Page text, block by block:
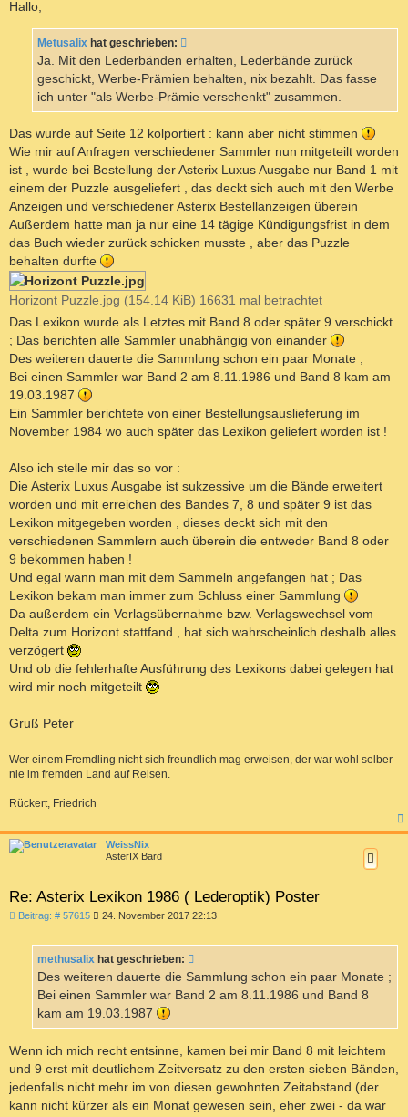
r
a
Hallo,
Metusalix hat geschrieben:
Ja. Mit den Lederbänden erhalten, Lederbände zurück
geschickt, Werbe-Prämien behalten, nix bezahlt. Das fasse
ich unter "als Werbe-Prämie verschenkt" zusammen.
Das wurde auf Seite 12 kolportiert : kann aber nicht stimmen
Wie mir auf Anfragen verschiedener Sammler nun mitgeteilt worden
ist , wurde bei Bestellung der Asterix Luxus Ausgabe nur Band 1 mit
einem der Puzzle ausgeliefert , das deckt sich auch mit den Werbe
Anzeigen und verschiedener Asterix Bestellanzeigen überein
Außerdem hatte man ja nur eine 14 tägige Kündigungsfrist in dem
das Buch wieder zurück schicken musste , aber das Puzzle
behalten durfte
Horizont Puzzle.jpg (154.14 KiB) 16631 mal betrachtet
Das Lexikon wurde als Letztes mit Band 8 oder später 9 verschickt
; Das berichten alle Sammler unabhängig von einander
Des weiteren dauerte die Sammlung schon ein paar Monate ;
Bei einen Sammler war Band 2 am 8.11.1986 und Band 8 kam am
19.03.1987
Ein Sammler berichtete von einer Bestellungsauslieferung im
November 1984 wo auch später das Lexikon geliefert worden ist !
Also ich stelle mir das so vor :
Die Asterix Luxus Ausgabe ist sukzessive um die Bände erweitert
worden und mit erreichen des Bandes 7, 8 und später 9 ist das
Lexikon mitgegeben worden , dieses deckt sich mit den
verschiedenen Sammlern auch überein die entweder Band 8 oder
9 bekommen haben !
Und egal wann man mit dem Sammeln angefangen hat ; Das
Lexikon bekam man immer zum Schluss einer Sammlung
Da außerdem ein Verlagsübernahme bzw. Verlagswechsel vom
Delta zum Horizont stattfand , hat sich wahrscheinlich deshalb alles
verzögert
Und ob die fehlerhafte Ausführung des Lexikons dabei gelegen hat
wird mir noch mitgeteilt
Gruß Peter
Wer einem Fremdling nicht sich freundlich mag erweisen, der war wohl selber
nie im fremden Land auf Reisen.
Rückert, Friedrich
a
WeissNix
AsterIX Bard
Re: Asterix Lexikon 1986 ( Lederoptik) Poster
Beitrag: # 57615B
r
a
24. November 2017 22:13
methusalix hat geschrieben:
Des weiteren dauerte die Sammlung schon ein paar Monate ;
Bei einen Sammler war Band 2 am 8.11.1986 und Band 8
kam am 19.03.1987
Wenn ich mich recht entsinne, kamen bei mir Band 8 mit leichtem
und 9 erst mit deutlichem Zeitversatz zu den ersten sieben Bänden,
jedenfalls nicht mehr im von diesen gewohnten Zeitabstand (der
kann nicht kürzer als ein Monat gewesen sein, eher zwei - da war